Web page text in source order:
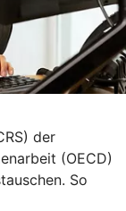
der
(OECD)
So